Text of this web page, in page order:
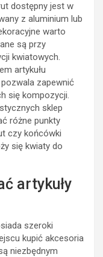
dostępny jest w
z aluminium lub
warto
są przy
kwiatowych.
artykułu
zapewnić
się kompozycji.
sklep
różne punkty
czy końcówki
się kwiaty do
artykuły
szeroki
kupić akcesoria
niezbędnym